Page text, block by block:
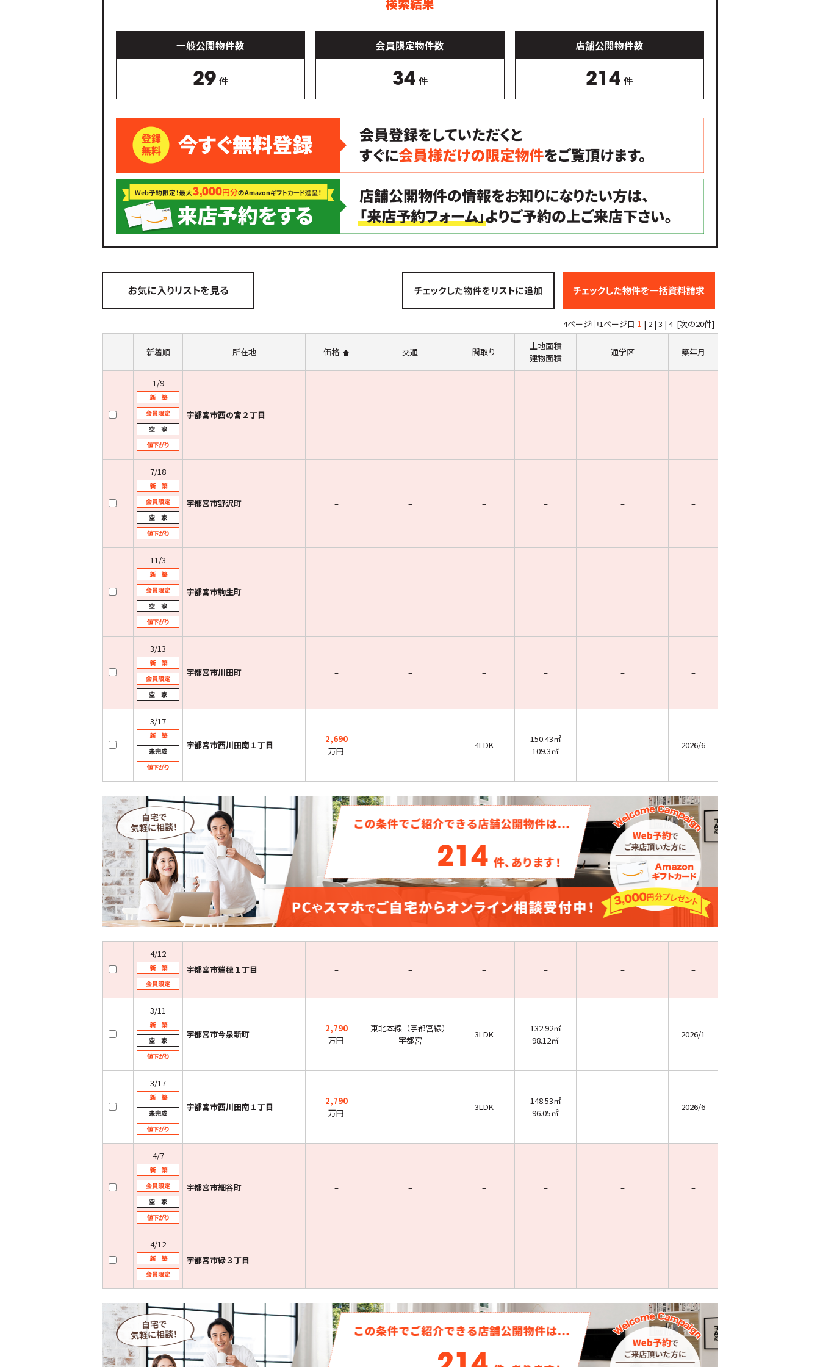
一般公開物件数
29 件
会員限定物件数
34 件
店舗公開物件数
214 件
4ページ中1ページ目 1 | 2 | 3 | 4 [次の20件]
新着順 所在地 価格 交通 間取り
土地面積
建物面積
通学区 築年月
1/9
宇都宮市西の宮２丁目 – – – – – –
7/18
宇都宮市野沢町 – – – – – –
11/3
宇都宮市駒生町 – – – – – –
3/13
宇都宮市川田町 – – – – – –
3/17
宇都宮市西川田南１丁目
2,690
万円
4LDK
150.43㎡
109.3㎡
2026/6
214
4/12
宇都宮市瑞穂１丁目
– – – – – –
3/11
宇都宮市今泉新町
2,790
万円
東北本線（宇都宮線）
宇都宮
3LDK
132.92㎡
98.12㎡
2026/1
3/17
宇都宮市西川田南１丁目
2,790
万円
3LDK
148.53㎡
96.05㎡
2026/6
4/7
宇都宮市細谷町 – – – – – –
4/12
宇都宮市緑３丁目
– – – – – –